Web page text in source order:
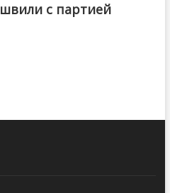
с партией